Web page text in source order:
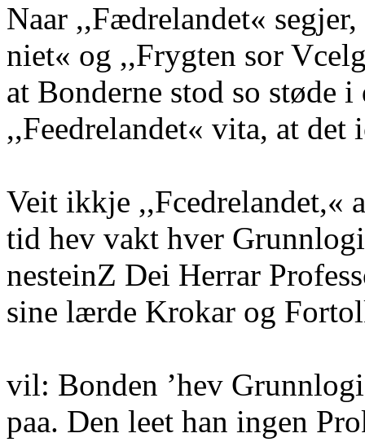
Naar ,,Fædrelandet«
niet« og ,,Frygten sor
at Bonderne stod so støde
,,Feedrelandet« vita, at det
Veit ikkje ,,Fcedrelandet,«
tid hev vakt hver
nesteinZ Dei Herrar
sine lærde Krokar og
vil: Bonden ’hev
paa. Den leet han ingen